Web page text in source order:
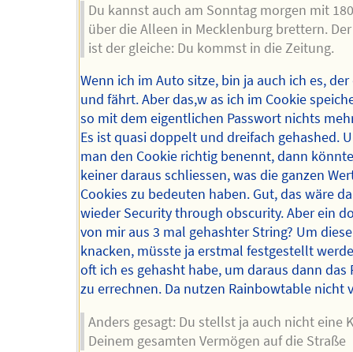
Du kannst auch am Sonntag morgen mit
über die Alleen in Mecklenburg brettern.
ist der gleiche: Du kommst in die Zeitung.
Wenn ich im Auto sitze, bin ja auch ich es,
und fährt. Aber das,w as ich im Cookie
so mit dem eigentlichen Passwort nichts
Es ist quasi doppelt und dreifach gehashed.
man den Cookie richtig benennt, dann
keiner daraus schliessen, was die ganzen
Cookies zu bedeuten haben. Gut, das wäre
wieder Security through obscurity. Aber ein
von mir aus 3 mal gehashter String? Um
knacken, müsste ja erstmal festgestellt
oft ich es gehasht habe, um daraus dann das
zu errechnen. Da nutzen Rainbowtable nicht
Anders gesagt: Du stellst ja auch nicht eine
Deinem gesamten Vermögen auf die Straße